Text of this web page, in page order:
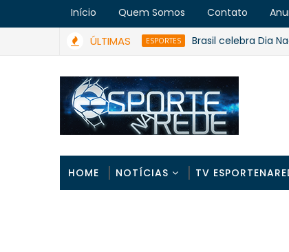
Início Quem Somos Contato
ÚLTIMAS
ESPORTES Brasil celebra Dia
HOME NOTÍCIAS TV